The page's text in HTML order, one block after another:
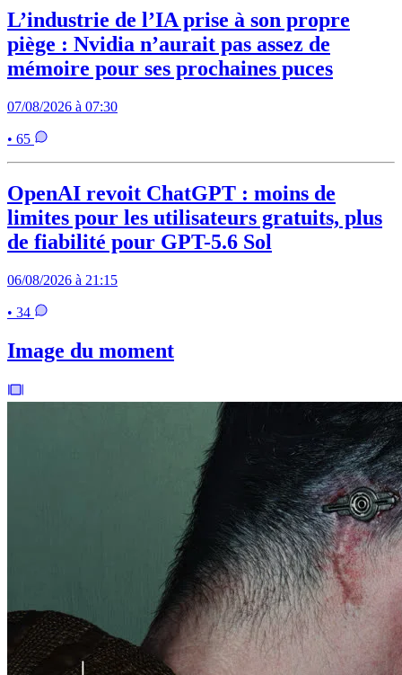
L’industrie de l’IA prise à son propre
piège : Nvidia n’aurait pas assez de
mémoire pour ses prochaines puces
07/08/2026 à 07:30
• 65
OpenAI revoit ChatGPT : moins de
limites pour les utilisateurs gratuits, plus
de fiabilité pour GPT-5.6 Sol
06/08/2026 à 21:15
• 34
Image du moment